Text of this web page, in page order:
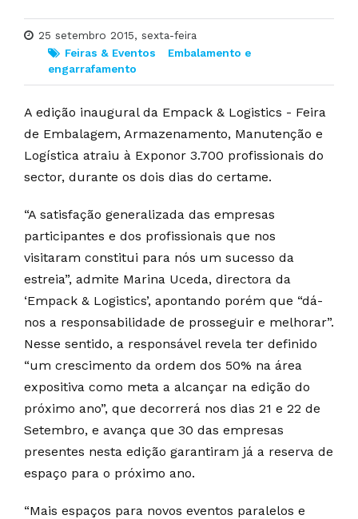
25 setembro 2015, sexta-feira
Feiras & Eventos
Embalamento e
engarrafamento
A edição inaugural da Empack & Logistics - Feira
de Embalagem, Armazenamento, Manutenção e
Logística atraiu à Exponor 3.700 profissionais do
sector, durante os dois dias do certame.
“A satisfação generalizada das empresas
participantes e dos profissionais que nos
visitaram constitui para nós um sucesso da
estreia”, admite Marina Uceda, directora da
‘Empack & Logistics’, apontando porém que “dá-
nos a responsabilidade de prosseguir e melhorar”.
Nesse sentido, a responsável revela ter definido
“um crescimento da ordem dos 50% na área
expositiva como meta a alcançar na edição do
próximo ano”, que decorrerá nos dias 21 e 22 de
Setembro, e avança que 30 das empresas
presentes nesta edição garantiram já a reserva de
espaço para o próximo ano.
“Mais espaços para novos eventos paralelos e